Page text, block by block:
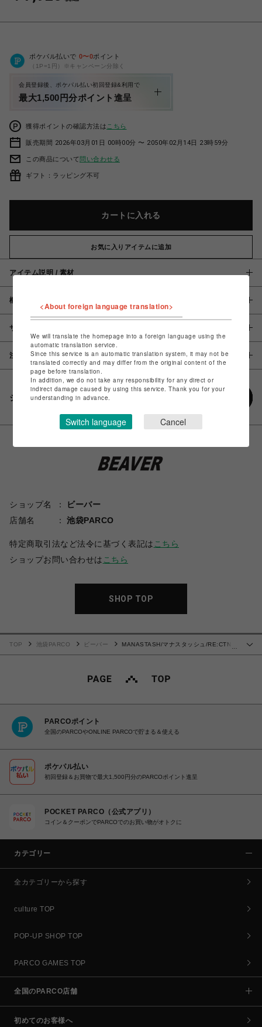
ポケパル払いで 0〜0ポイント
（1P=1円）※キャンペーン分除く
会員登録後、ポケパル払い初回登録&利用で
最大1,500円分ポイント進呈
獲得ポイントの確認方法は こちら
販売期間 2026年03月01日 00時00分 〜 2050年02月14日 23時59分
この商品について問い合わせる
ギフト：ラッピング不可
カートに入れる
お気に入りアイテムに追加
アイテム説明 / 素材
概要
サイズ
注意事項
シェアする
ショップ名
ビーバー
店舗名
池袋PARCO
特定商取引法など法令に基づく表記は こちら
ショップお問い合わせは こちら
SHOP TOP
TOP 池袋PARCO ビーバー
MANASTASH/マナスタッシュ/RE:CTN
PARCOポイント
全国のPARCOやONLINE PARCOで貯まる＆使える
ポケパル払い
初回登録＆お買物で最大1,500円分のPARCOポイント進呈
POCKET PARCO（公式アプリ）
コイン＆クーポンでPARCOでのお買い物がオトクに
カテゴリー
全カテゴリーから探す
culture TOP
POP-UP SHOP TOP
PARCO GAMES TOP
全国のPARCO店舗
初めてのお客様へ
<About foreign language translation>
We will translate the homepage into a foreign language using the
automatic translation service.
Since this service is an automatic translation system, it may not be
translated correctly and may differ from the original content of the
page before translation.
In addition, we do not take any responsibility for any direct or
indirect damage caused by using this service. Thank you for your
understanding in advance.
Switch language Cancel